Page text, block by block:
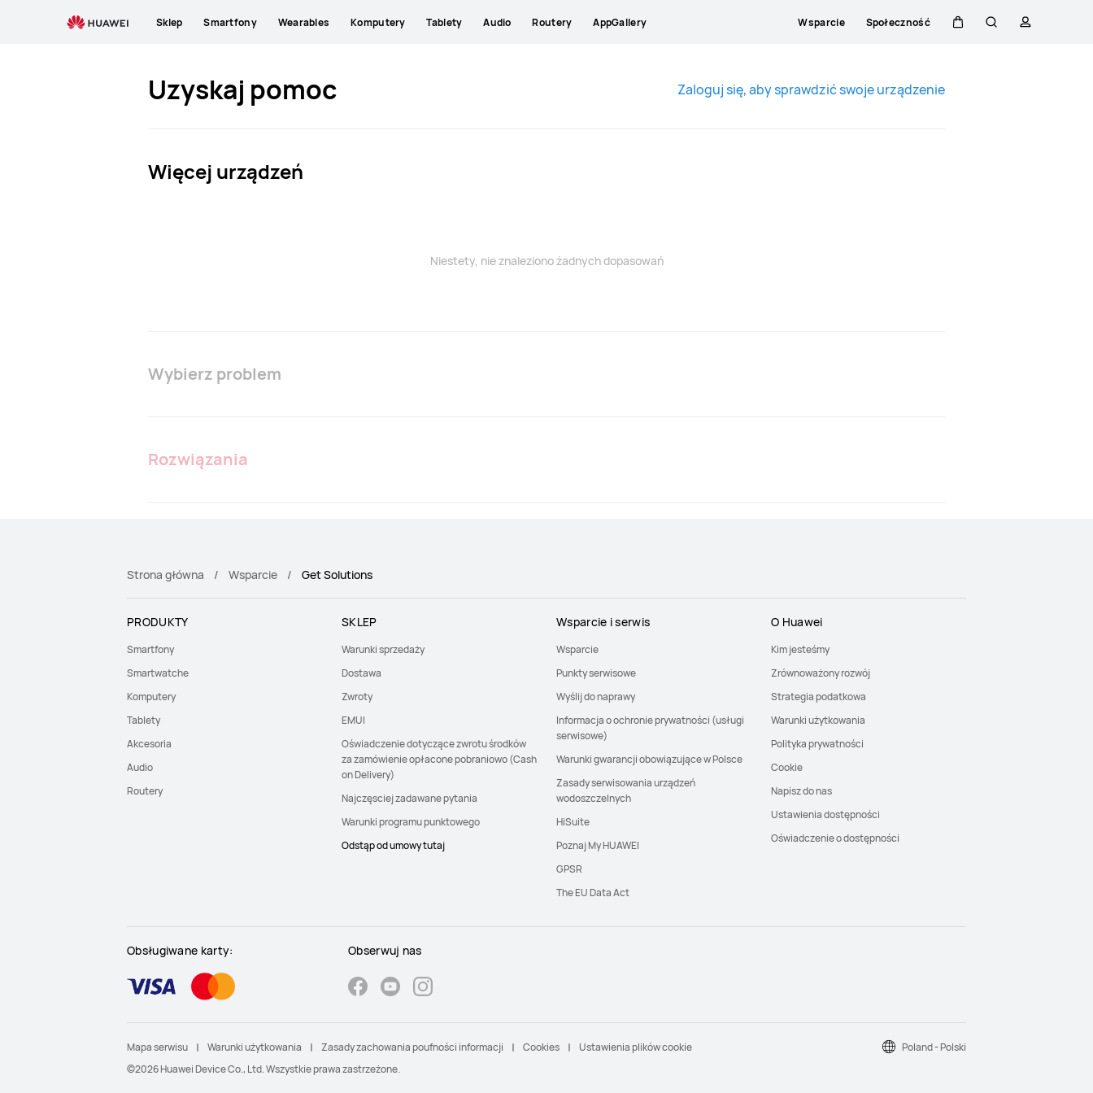
Sklep Smartfony Wearables Komputery Tablety Audio Routery AppGallery Wsparcie Społeczność
Uzyskaj pomoc Zaloguj się, aby sprawdzić swoje urządzenie
Więcej urządzeń
Niestety, nie znaleziono żadnych dopasowań
Wybierz problem
Rozwiązania
Strona główna Wsparcie Get Solutions
PRODUKTY
Smartfony
Smartwatche
Komputery
Tablety
Akcesoria
Audio
Routery
SKLEP
Warunki sprzedaży
Dostawa
Zwroty
EMUI
Oświadczenie dotyczące zwrotu środków
za zamówienie opłacone pobraniowo (Cash
on Delivery)
Najczęsciej zadawane pytania
Warunki programu punktowego
Odstąp od umowy tutaj
Wsparcie i serwis
Wsparcie
Punkty serwisowe
Wyślij do naprawy
Informacja o ochronie prywatności (usługi
serwisowe)
Warunki gwarancji obowiązujące w Polsce
Zasady serwisowania urządzeń
wodoszczelnych
HiSuite
Poznaj My HUAWEI
GPSR
The EU Data Act
O Huawei
Kim jesteśmy
Zrównoważony rozwój
Strategia podatkowa
Warunki użytkowania
Polityka prywatności
Cookie
Napisz do nas
Ustawienia dostępności
Oświadczenie o dostępności
Obsługiwane karty: Obserwuj nas
©2026 Huawei Device Co., Ltd. Wszystkie prawa zastrzeżone.
Mapa serwisu Warunki użytkowania Zasady zachowania poufności informacji Cookies Ustawienia plików cookie Poland - Polski